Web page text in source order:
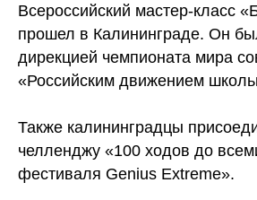
Всероссийский мастер-класс
прошел в Калининграде. Он
дирекцией чемпионата мира
«Российским движением
Также калининградцы
челленджу «100 ходов до
фестиваля Genius Extreme».